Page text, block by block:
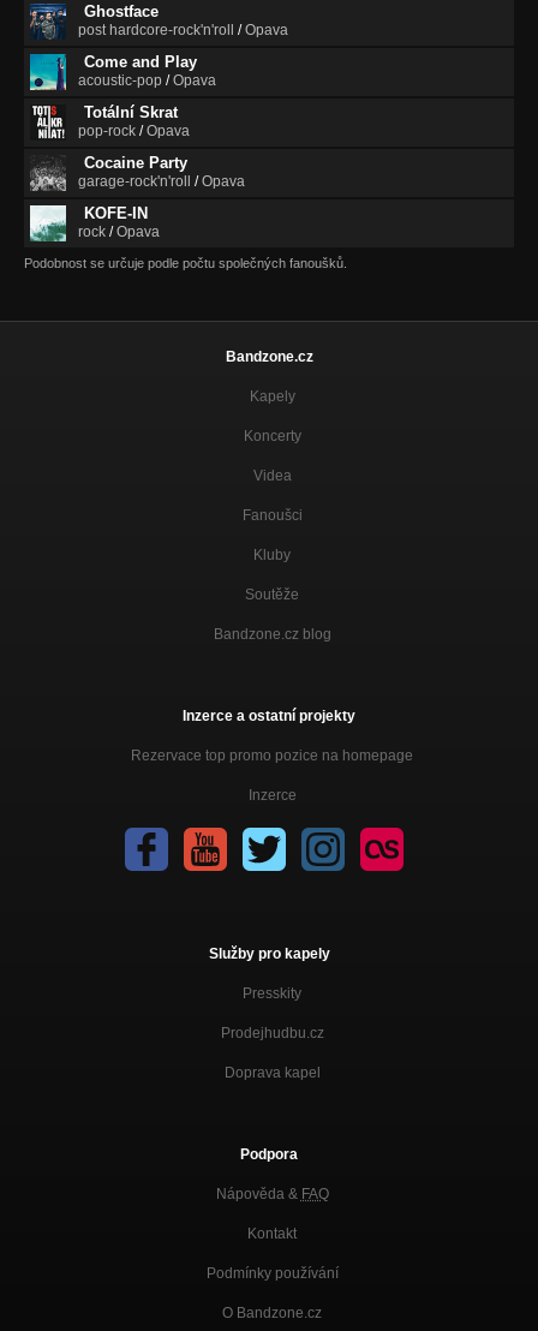
Ghostface
post hardcore-rock'n'roll /Opava
Come and Play
acoustic-pop /Opava
Totální Skrat
pop-rock /Opava
Cocaine Party
garage-rock'n'roll /Opava
KOFE-IN
rock /Opava
Podobnost se určuje podle počtu společných fanoušků.
Bandzone.cz
Kapely
Koncerty
Videa
Fanoušci
Kluby
Soutěže
Bandzone.cz blog
Inzerce a ostatní projekty
Rezervace top promo pozice na homepage
Inzerce
Služby pro kapely
Presskity
Prodejhudbu.cz
Doprava kapel
Podpora
Nápověda & FAQ
Kontakt
Podmínky používání
O Bandzone.cz